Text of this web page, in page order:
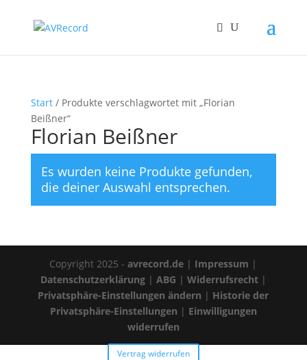
Start/ Produkte verschlagwortet mit „Florian
Beißner“
Florian Beißner
Es wurden keine Produkte gefunden,
die deiner Auswahl entsprechen.
Copyright 2025 -avrecord.de | Impressum |
Datenschutzerklärung| ABG | Widerrufsrecht|
Privatsphäre-Einstellungen ändern | Historie der
Privatsphäre-Einstellungen | Einwilligungen
widerrufen
Vertrag widerrufen